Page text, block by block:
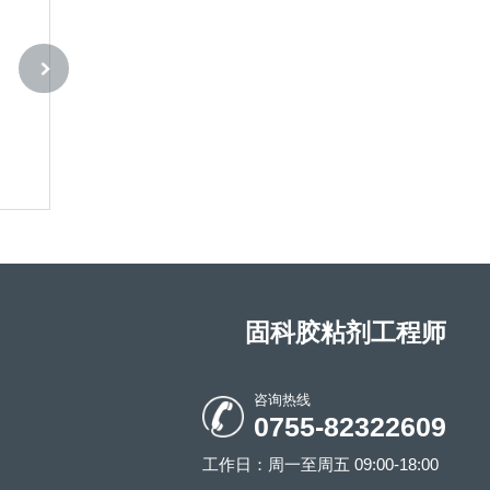
固科胶粘剂工程师
咨询热线
0755-82322609
工作日：周一至周五 09:00-18:00